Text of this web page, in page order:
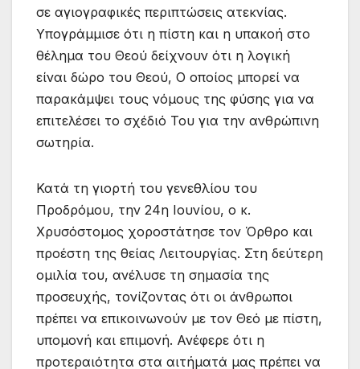
σε αγιογραφικές περιπτώσεις ατεκνίας.
Υπογράμμισε ότι η πίστη και η υπακοή στο
θέλημα του Θεού δείχνουν ότι η λογική
είναι δώρο του Θεού, Ο οποίος μπορεί να
παρακάμψει τους νόμους της φύσης για να
επιτελέσει το σχέδιό Του για την ανθρώπινη
σωτηρία.
Κατά τη γιορτή του γενεθλίου του
Προδρόμου, την 24η Ιουνίου, ο κ.
Χρυσόστομος χοροστάτησε τον Όρθρο και
προέστη της θείας Λειτουργίας. Στη δεύτερη
ομιλία του, ανέλυσε τη σημασία της
προσευχής, τονίζοντας ότι οι άνθρωποι
πρέπει να επικοινωνούν με τον Θεό με πίστη,
υπομονή και επιμονή. Ανέφερε ότι η
προτεραιότητα στα αιτήματά μας πρέπει να